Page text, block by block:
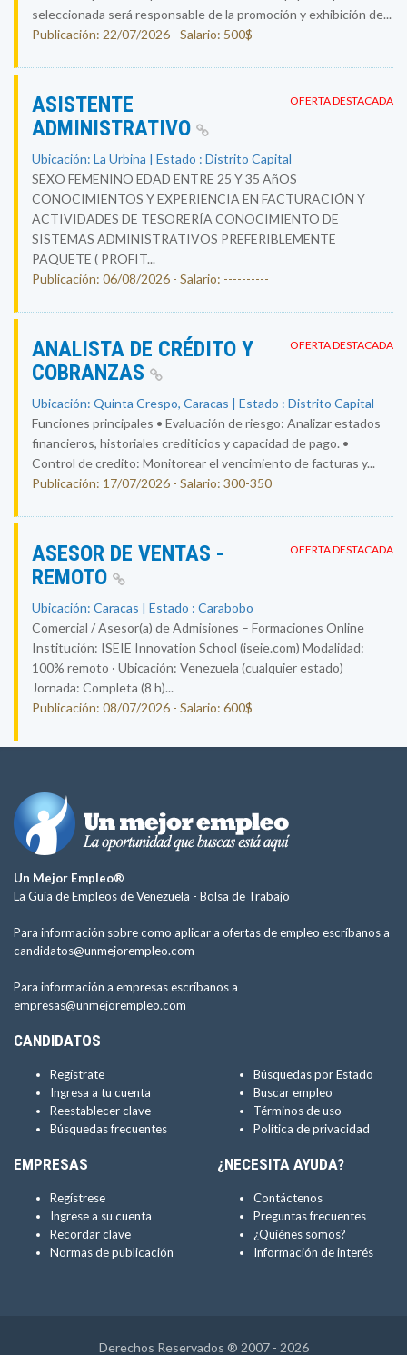
seleccionada será responsable de la promoción y exhibición de...
Publicación: 22/07/2026 - Salario: 500$
OFERTA DESTACADA
ASISTENTE
ADMINISTRATIVO
Ubicación: La Urbina | Estado : Distrito Capital
SEXO FEMENINO EDAD ENTRE 25 Y 35 AñOS
CONOCIMIENTOS Y EXPERIENCIA EN FACTURACIÓN Y
ACTIVIDADES DE TESORERÍA CONOCIMIENTO DE
SISTEMAS ADMINISTRATIVOS PREFERIBLEMENTE
PAQUETE ( PROFIT...
Publicación: 06/08/2026 - Salario: ----------
OFERTA DESTACADA
ANALISTA DE CRÉDITO Y
COBRANZAS
Ubicación: Quinta Crespo, Caracas | Estado : Distrito Capital
Funciones principales • Evaluación de riesgo: Analizar estados
financieros, historiales crediticios y capacidad de pago. •
Control de credito: Monitorear el vencimiento de facturas y...
Publicación: 17/07/2026 - Salario: 300-350
OFERTA DESTACADA
ASESOR DE VENTAS -
REMOTO
Ubicación: Caracas | Estado : Carabobo
Comercial / Asesor(a) de Admisiones – Formaciones Online
Institución: ISEIE Innovation School (iseie.com) Modalidad:
100% remoto · Ubicación: Venezuela (cualquier estado)
Jornada: Completa (8 h)...
Publicación: 08/07/2026 - Salario: 600$
Un Mejor Empleo®
La Guía de Empleos de Venezuela - Bolsa de Trabajo
Para información sobre como aplicar a ofertas de empleo escríbanos a
candidatos@unmejorempleo.com
Para información a empresas escríbanos a
empresas@unmejorempleo.com
CANDIDATOS
Regístrate
Ingresa a tu cuenta
Reestablecer clave
Búsquedas frecuentes
Búsquedas por Estado
Buscar empleo
Términos de uso
Política de privacidad
EMPRESAS
Regístrese
Ingrese a su cuenta
Recordar clave
Normas de publicación
¿NECESITA AYUDA?
Contáctenos
Preguntas frecuentes
¿Quiénes somos?
Información de interés
Derechos Reservados ® 2007 - 2026